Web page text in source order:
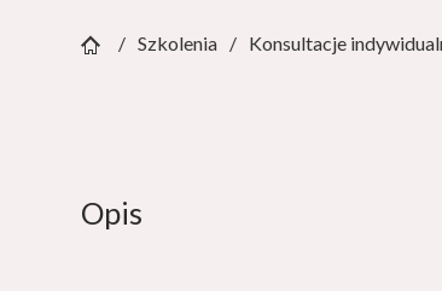
Szkolenia Konsultacje
Opis